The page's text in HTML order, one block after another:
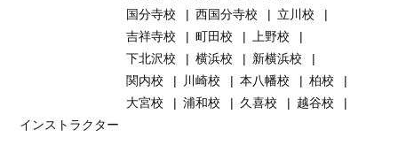
国分寺校
西国分寺校
立川校
吉祥寺校
町田校
上野校
下北沢校
横浜校
新横浜校
関内校
川崎校 本八幡校
柏校
大宮校
浦和校 久喜校
越谷校
インストラクター